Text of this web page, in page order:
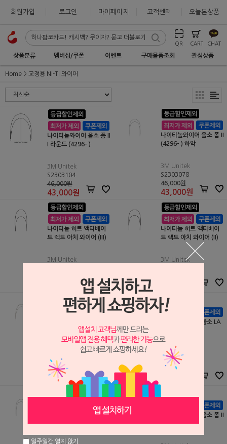
회원가입 로그인 마이페이지 고객센터 오늘본상품
QR CART CHAT
상품분류 멤버십/쿠폰 이벤트 구매물품조회 관심상품
Home 교정용 Ni-Ti 와이어
나이티놀와이어 올소 폼 II
I 라운드 (4296- )
3M Unitek
S2303104
46,000원
43,000원
나이티놀와이어 올소 폼 II
(4296- ) 하악
3M Unitek
S2303078
46,000원
43,000원
나이티놀 히트 액티베이
트 렉트 아치 와이어 (III)
3M Unitek
나이티놀 히트 액티베이
트 렉트 아치 와이어 (II)
3M Unitek
렉탱귤라 (4297- )
S0902031
55,000원
53,000원
나이티놀와이어 올소 LA
3M Unitek
S0902030
45,000원
나이티놀와이어 올소 폼 II
(4296- ) 상악
나이티놀와이어 올소 폼 II
I 렉트 (4297-)
일주일간 열지 않기